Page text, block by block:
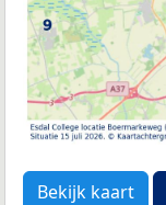
Bekijk kaart